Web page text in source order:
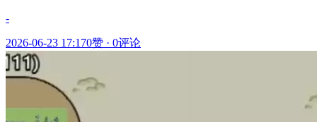
-
2026-06-23 17:170赞 · 0评论